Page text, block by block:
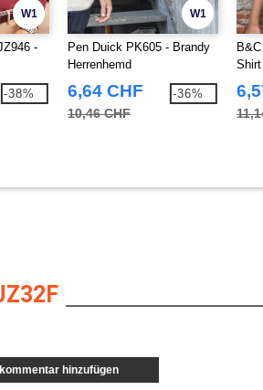
W1
-
-38%
W1
Pen Duick PK605 - Brandy
Herrenhemd
6,64 CHF
10,46 CHF
-36%
kommentar hinzufügen